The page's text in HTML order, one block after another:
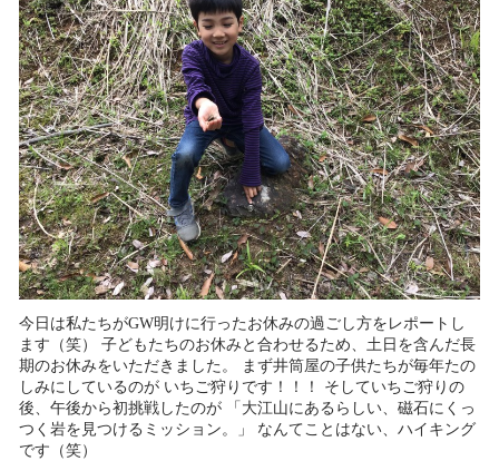
今日は私たちがGW明けに行ったお休みの過ごし方をレポートし
ます（笑） 子どもたちのお休みと合わせるため、土日を含んだ長
期のお休みをいただきました。 まず井筒屋の子供たちが毎年たの
しみにしているのが いちご狩りです！！！ そしていちご狩りの
後、午後から初挑戦したのが 「大江山にあるらしい、磁石にくっ
つく岩を見つけるミッション。」 なんてことはない、ハイキング
です（笑）